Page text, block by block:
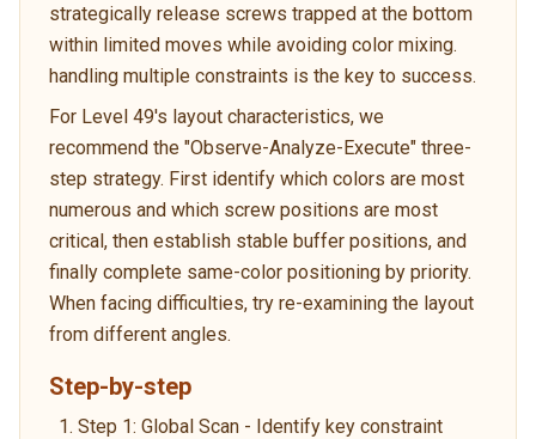
strategically release screws trapped at the bottom
within limited moves while avoiding color mixing.
handling multiple constraints is the key to success.
For Level 49's layout characteristics, we
recommend the "Observe-Analyze-Execute" three-
step strategy. First identify which colors are most
numerous and which screw positions are most
critical, then establish stable buffer positions, and
finally complete same-color positioning by priority.
When facing difficulties, try re-examining the layout
from different angles.
Step-by-step
Step 1: Global Scan - Identify key constraint